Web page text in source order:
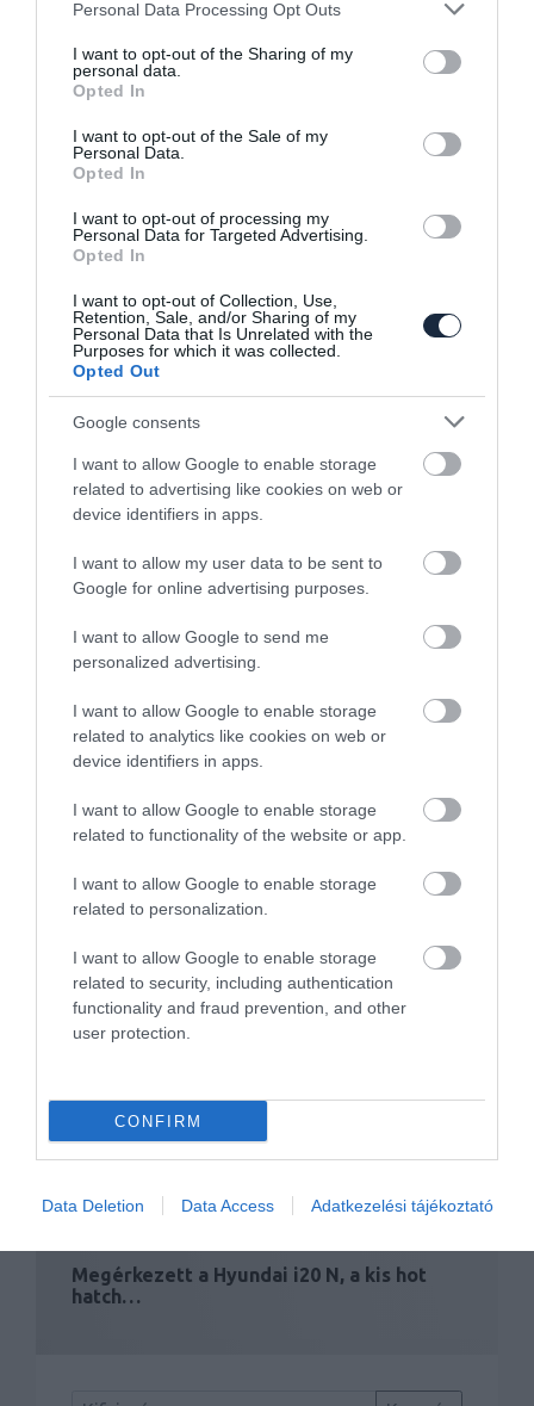
not limited to your visit or usage behaviour. You may click to
grant or deny consent to Google and its third-party tags to
use your data for below specified purposes in below Google
consent section.
Personal Data Processing Opt Outs
I want to opt-out of the Sharing of my
personal data.
Opted In
I want to opt-out of the Sale of my
Personal Data.
Opted In
I want to opt-out of processing my
Personal Data for Targeted Advertising.
Opted In
I want to opt-out of Collection, Use,
Retention, Sale, and/or Sharing of my
Personal Data that Is Unrelated with the
Purposes for which it was collected.
Opted Out
Google consents
I want to allow Google to enable storage
related to advertising like cookies on web or
device identifiers in apps.
I want to allow my user data to be sent to
Google for online advertising purposes.
I want to allow Google to send me
personalized advertising.
I want to allow Google to enable storage
related to analytics like cookies on web or
device identifiers in apps.
I want to allow Google to enable storage
related to functionality of the website or app.
I want to allow Google to enable storage
related to personalization.
I want to allow Google to enable storage
related to security, including authentication
functionality and fraud prevention, and other
user protection.
CONFIRM
Data Deletion Data Access Adatkezelési tájékoztató
Újabb N-es gépet vetne be a Hyundai
Frankfurtba
Hyundai N-es…
Almárkaként folytatja az Ioniq
Gyári videó a Hyundai Konáról
Megérkezett a Hyundai i20 N, a kis hot
hatch…